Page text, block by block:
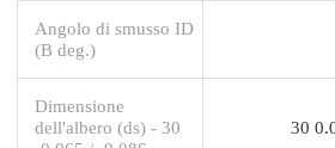
Angolo di smusso ID
(B deg.)
Dimensione
dell'albero (ds) - 30
30